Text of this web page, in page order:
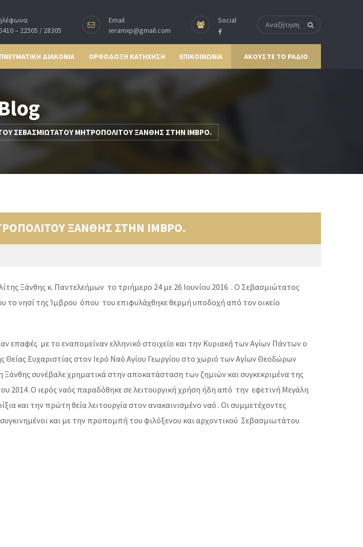
– 22505 / 28305
Email
ieramxp@gmail.com
Social
ΠΝΕΥΜΑΤΙΚΗ ΔΙΑΚΟΝΙΑ ΟΡΘΟΔΟΞΗ ΚΑΤΗΧΗΣΗ ΕΠΙΚΟΙΝΩΝΙΑ ΑΚΟΥΣΤΕ ΤΟ ΡΑΔΙΟ
ΣΕΒΑΣΜΙΩΤΑΤΟΥ ΜΗΤΡΟΠΟΛΙΤΟΥ ΞΑΝΘΗΣ ΣΤΗΝ ΙΜΒΡΟ.
ΞΑΝΘΗΣ ΣΤΗΝ ΙΜΒΡΟ.
Ξάνθης κ. Παντελεήμων το τριήμερο 24 με 26 Ιουνίου 2016 . Ο Σεβασμιώτατος
το νησί της Ίμβρου όπου του επιφυλάχθηκε θερμή υποδοχή από τον οικείο
επαφές με το εναπομείναν ελληνικό στοιχείο και την Κυριακή των Αγίων Πάντων ο
Ευχαριστίας στον Ιερό Ναό Αγίου Γεωργίου στο χωριό των Αγίων Θεοδώρων
συνέβαλε χρηματικά στην αποκατάσταση των ζημιών και συγκεκριμένα της
.Ο ιερός ναός παραδόθηκε σε λειτουργική χρήση ήδη από την εφετινή Μεγάλη
και την πρώτη θεία λειτουργία στον ανακαινισμένο ναό . Οι συμμετέχοντες
και με την προπομπή του φιλόξενου και αρχοντικού Σεβασμιωτάτου